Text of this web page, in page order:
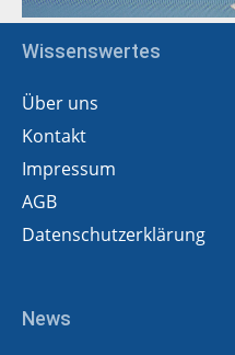
Wissenswertes
Über uns
Kontakt
Impressum
AGB
Datenschutzerklärung
News